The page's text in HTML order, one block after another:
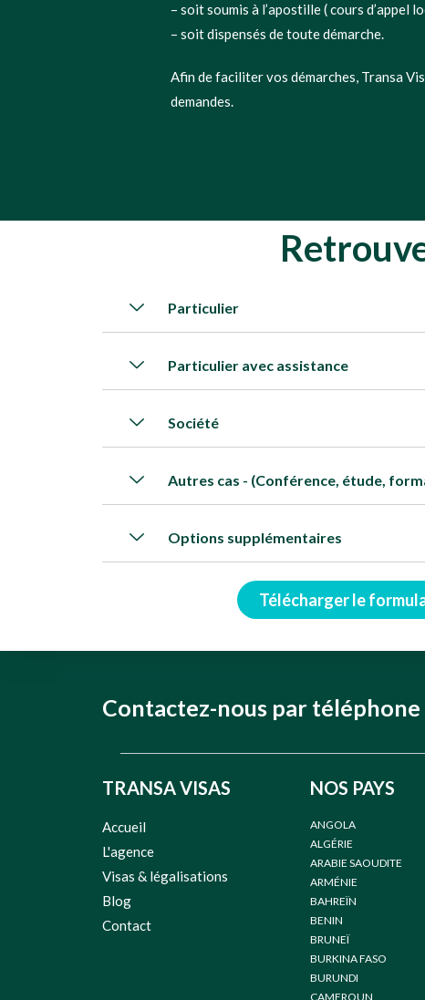
– soit soumis à l’apostille ( cours d’appel
– soit dispensés de toute démarche.
Afin de faciliter vos démarches, Transa
demandes.
Particulier
Particulier avec assistance
Société
Autres cas - (Conférence, étude,
Options supplémentaires
Télécharger le
Contactez-nous par téléphone
TRANSA VISAS
Accueil
L'agence
Visas & légalisations
Blog
Contact
NOS PAYS
ANGOLA
ALGÉRIE
ARABIE SAOUDITE
ARMÉNIE
BAHREÏN
BENIN
BRUNEÏ
BURKINA FASO
BURUNDI
CAMEROUN